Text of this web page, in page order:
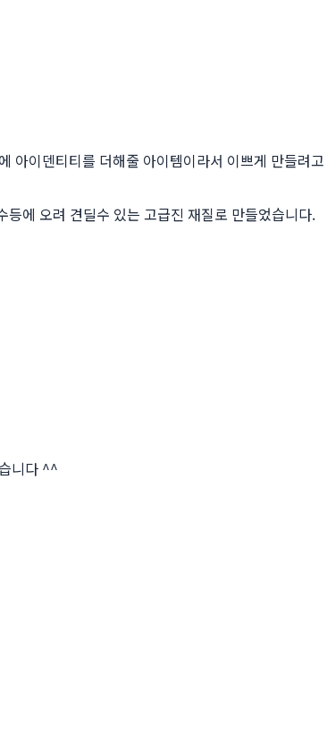
아이덴티티를 더해줄 아이템이라서 이쁘게 만들려고
에 오려 견딜수 있는 고급진 재질로 만들었습니다.
니다 ^^